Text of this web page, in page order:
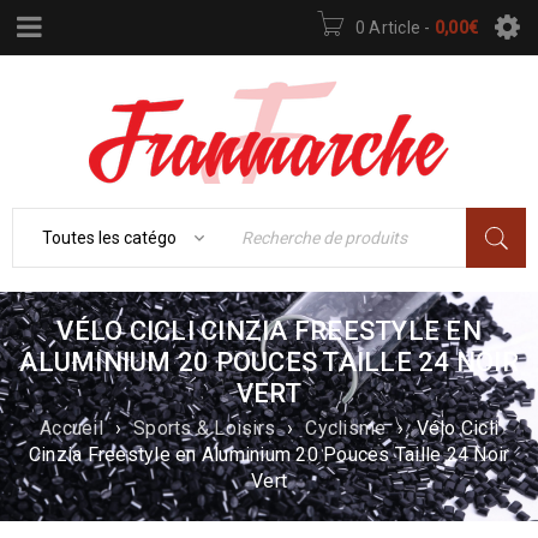
0 Article - 0,00€
VÉLO CICLI CINZIA FREESTYLE EN
ALUMINIUM 20 POUCES TAILLE 24 NOIR
VERT
Accueil › Sports & Loisirs › Cyclisme › Vélo Cicli
Cinzia Freestyle en Aluminium 20 Pouces Taille 24 Noir
Vert